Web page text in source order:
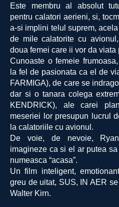
Este membru al absolut
pentru calatori aerieni, si,
a-si implini telul suprem,
de mile calatorite cu
doua femei care ii vor da viata
Cunoaste o femeie
la fel de pasionata ca el de
FARMIGA), de care se
dar si o tanara colega
KENDRICK), ale carei
meseriei lor presupun lucrul
la calatoriile cu avionul.
De voie, de nevoie,
imagineze ca si el ar putea
numeasca “acasa”.
Un film inteligent,
greu de uitat, SUS, IN AER
Walter Kirn.